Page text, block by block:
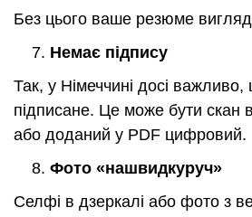
Без цього ваше резюме
Немає підпису
Так, у Німеччині досі
підписане. Це може бути скан
або доданий у PDF цифровий.
Фото «нашвидкуруч»
Селфі в дзеркалі або фото з